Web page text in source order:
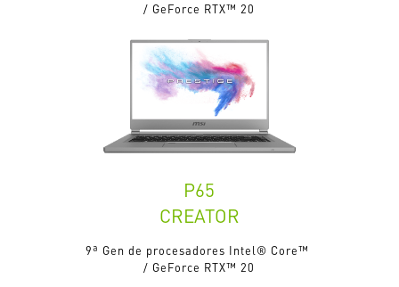
/ GeForce RTX™ 20
P65
CREATOR
9ª Gen de procesadores Intel® Core™
/ GeForce RTX™ 20